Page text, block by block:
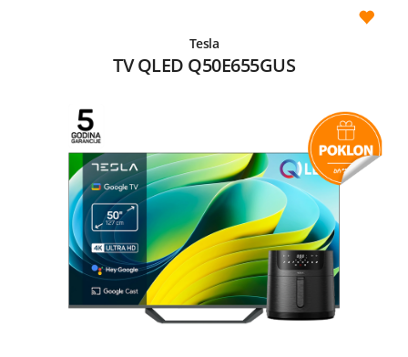
Tesla
TV QLED Q50E655GUS